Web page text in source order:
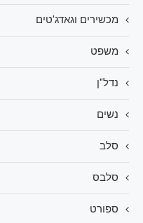
מכשירים וגאדג'טים
משפט
נדל"ן
נשים
סלב
סלבס
ספורט